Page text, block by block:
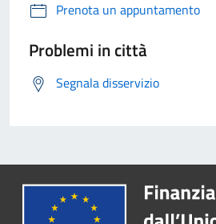
Prenota un appuntamento
Problemi in città
Segnala disservizio